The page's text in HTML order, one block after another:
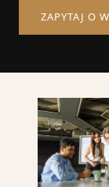
ZAPYTAJ O